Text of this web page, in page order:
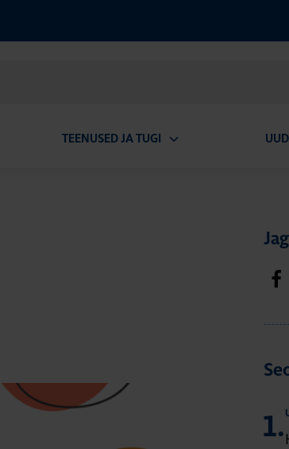
TEENUSED JA TUGI
1.